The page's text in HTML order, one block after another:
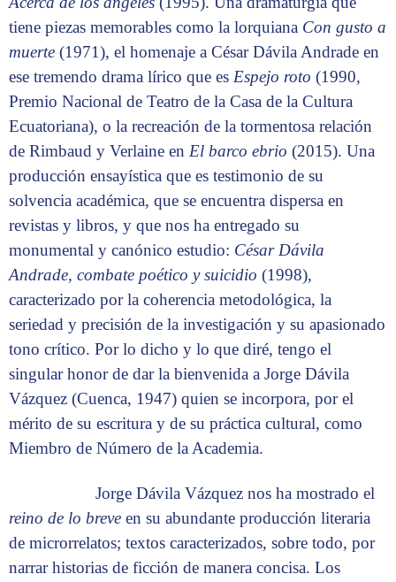
tiene piezas memorables como la lorquiana Con gusto a
muerte (1971), el homenaje a César Dávila Andrade en
ese tremendo drama lírico que es Espejo roto (1990,
Premio Nacional de Teatro de la Casa de la Cultura
Ecuatoriana), o la recreación de la tormentosa relación
de Rimbaud y Verlaine en El barco ebrio (2015). Una
producción ensayística que es testimonio de su
solvencia académica, que se encuentra dispersa en
revistas y libros, y que nos ha entregado su
monumental y canónico estudio: César Dávila
Andrade, combate poético y suicidio (1998),
caracterizado por la coherencia metodológica, la
seriedad y precisión de la investigación y su apasionado
tono crítico. Por lo dicho y lo que diré, tengo el
singular honor de dar la bienvenida a Jorge Dávila
Vázquez (Cuenca, 1947) quien se incorpora, por el
mérito de su escritura y de su práctica cultural, como
Miembro de Número de la Academia.
Jorge Dávila Vázquez nos ha mostrado el
reino de lo breve en su abundante producción literaria
de microrrelatos; textos caracterizados, sobre todo, por
narrar historias de ficción de manera concisa. Los